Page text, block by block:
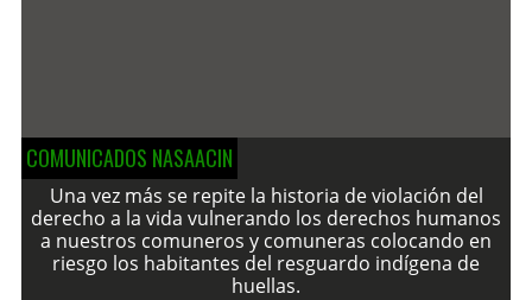
COMUNICADOS NASAACIN
Una vez más se repite la historia de violación del
derecho a la vida vulnerando los derechos humanos
a nuestros comuneros y comuneras colocando en
riesgo los habitantes del resguardo indígena de
huellas.